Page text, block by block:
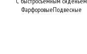
ФарфоровыеПодвесные